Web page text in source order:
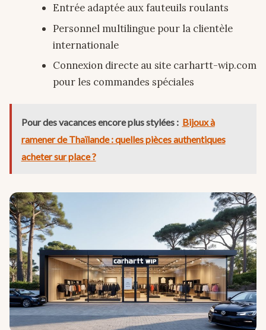
Entrée adaptée aux fauteuils roulants
Personnel multilingue pour la clientèle
internationale
Connexion directe au site carhartt-wip.com
pour les commandes spéciales
Pour des vacances encore plus stylées : Bijoux à
ramener de Thaïlande : quelles pièces authentiques
acheter sur place ?